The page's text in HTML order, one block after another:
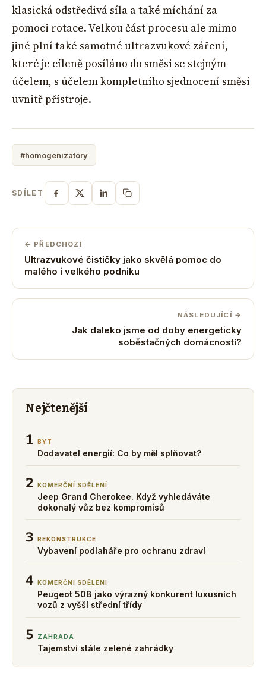
klasická odstředivá síla a také míchání za
pomoci rotace. Velkou část procesu ale mimo
jiné plní také samotné ultrazvukové záření,
které je cíleně posíláno do směsi se stejným
účelem, s účelem kompletního sjednocení směsi
uvnitř přístroje.
#homogenizátory
SDÍLET
← PŘEDCHOZÍ
Ultrazvukové čističky jako skvělá pomoc do
malého i velkého podniku
NÁSLEDUJÍCÍ →
Jak daleko jsme od doby energeticky
soběstačných domácností?
Nejčtenější
1 BYT
Dodavatel energií: Co by měl splňovat?
2 KOMERČNÍ SDĚLENÍ
Jeep Grand Cherokee. Když vyhledáváte
dokonalý vůz bez kompromisů
3 REKONSTRUKCE
Vybavení podlaháře pro ochranu zdraví
4 KOMERČNÍ SDĚLENÍ
Peugeot 508 jako výrazný konkurent luxusních
vozů z vyšší střední třídy
5 ZAHRADA
Tajemství stále zelené zahrádky